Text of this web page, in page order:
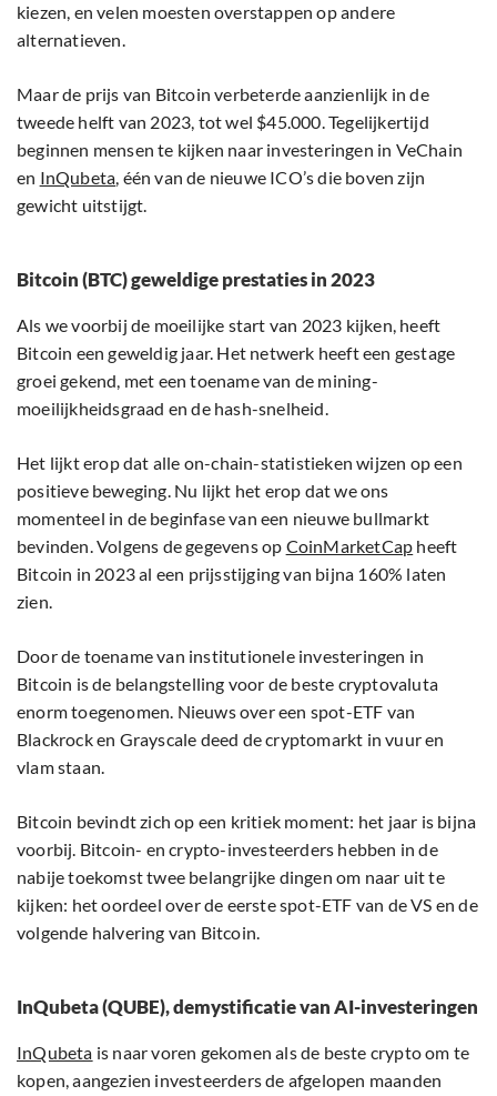
kiezen, en velen moesten overstappen op andere
alternatieven.
Maar de prijs van Bitcoin verbeterde aanzienlijk in de
tweede helft van 2023, tot wel $45.000. Tegelijkertijd
beginnen mensen te kijken naar investeringen in VeChain
en InQubeta, één van de nieuwe ICO’s die boven zijn
gewicht uitstijgt.
Bitcoin (BTC) geweldige prestaties in 2023
Als we voorbij de moeilijke start van 2023 kijken, heeft
Bitcoin een geweldig jaar. Het netwerk heeft een gestage
groei gekend, met een toename van de mining-
moeilijkheidsgraad en de hash-snelheid.
Het lijkt erop dat alle on-chain-statistieken wijzen op een
positieve beweging. Nu lijkt het erop dat we ons
momenteel in de beginfase van een nieuwe bullmarkt
bevinden. Volgens de gegevens op CoinMarketCap heeft
Bitcoin in 2023 al een prijsstijging van bijna 160% laten
zien.
Door de toename van institutionele investeringen in
Bitcoin is de belangstelling voor de beste cryptovaluta
enorm toegenomen. Nieuws over een spot-ETF van
Blackrock en Grayscale deed de cryptomarkt in vuur en
vlam staan.
Bitcoin bevindt zich op een kritiek moment: het jaar is bijna
voorbij. Bitcoin- en crypto-investeerders hebben in de
nabije toekomst twee belangrijke dingen om naar uit te
kijken: het oordeel over de eerste spot-ETF van de VS en de
volgende halvering van Bitcoin.
InQubeta (QUBE), demystificatie van AI-investeringen
InQubeta is naar voren gekomen als de beste crypto om te
kopen, aangezien investeerders de afgelopen maanden